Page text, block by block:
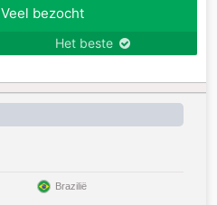
Veel bezocht
Het beste
Brazilië